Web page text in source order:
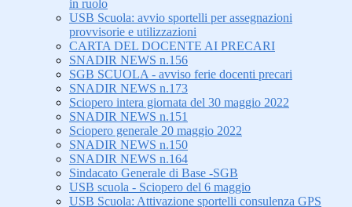
in ruolo
USB Scuola: avvio sportelli per assegnazioni
provvisorie e utilizzazioni
CARTA DEL DOCENTE AI PRECARI
SNADIR NEWS n.156
SGB SCUOLA - avviso ferie docenti precari
SNADIR NEWS n.173
Sciopero intera giornata del 30 maggio 2022
SNADIR NEWS n.151
Sciopero generale 20 maggio 2022
SNADIR NEWS n.150
SNADIR NEWS n.164
Sindacato Generale di Base -SGB
USB scuola - Sciopero del 6 maggio
USB Scuola: Attivazione sportelli consulenza GPS